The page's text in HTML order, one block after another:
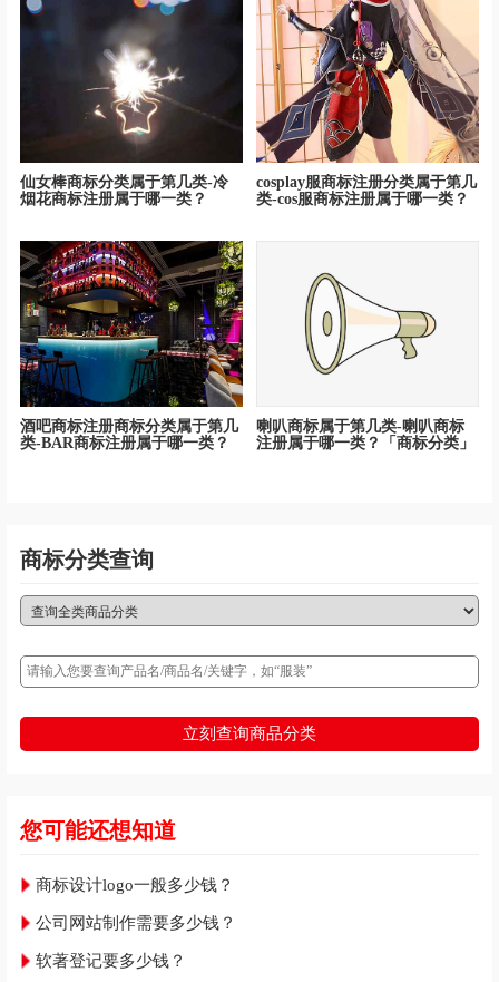
仙女棒商标分类属于第几类-冷
烟花商标注册属于哪一类？
cosplay服商标注册分类属于第几
类-cos服商标注册属于哪一类？
酒吧商标注册商标分类属于第几
类-BAR商标注册属于哪一类？
喇叭商标属于第几类-喇叭商标
注册属于哪一类？「商标分类」
商标分类查询
立刻查询商品分类
您可能还想知道
商标设计logo一般多少钱？
公司网站制作需要多少钱？
软著登记要多少钱？